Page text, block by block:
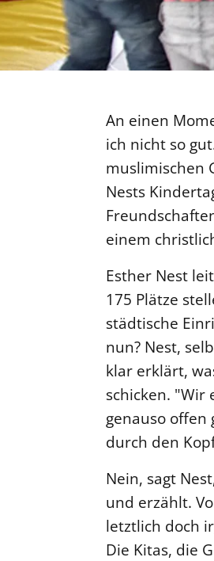
An einen
ich nicht so
muslimischen
Nests
einem
Esther Nest
175 Plätze
städtische
nun? Nest,
klar erklärt,
schicken. "Wir
genauso offen
durch den
Nein, sagt
und erzählt.
letztlich doch
Die Kitas, die